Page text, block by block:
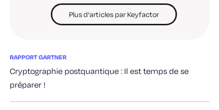
Plus d'articles par Keyfactor
RAPPORT GARTNER
Cryptographie postquantique : Il est temps de se
préparer !